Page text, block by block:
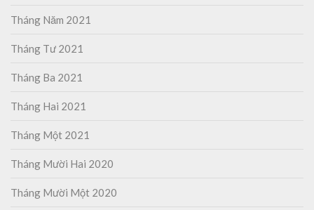
Tháng Năm 2021
Tháng Tư 2021
Tháng Ba 2021
Tháng Hai 2021
Tháng Một 2021
Tháng Mười Hai 2020
Tháng Mười Một 2020